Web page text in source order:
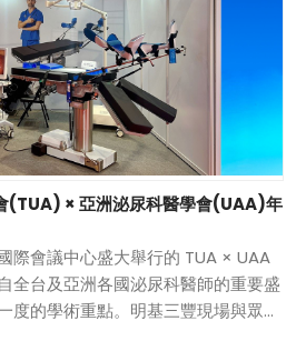
）進行查詢。
(TUA) × 亞洲泌尿科醫學會(UAA)年
際會議中心盛大舉行的 TUA × UAA
全台及亞洲各國泌尿科醫師的重要盛
度的學術重點。明基三豐現場與眾多
臨床需求，並分享我們產品在泌尿科
、優化產品體驗，並積極支持各項醫